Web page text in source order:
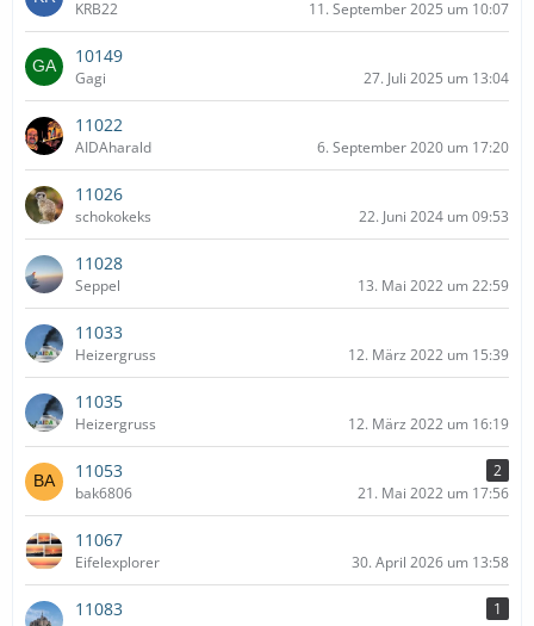
KRB22
11. September 2025 um 10:07
10149
Gagi 27. Juli 2025 um 13:04
11022
AIDAharald 6. September 2020 um 17:20
11026
schokokeks 22. Juni 2024 um 09:53
11028
Seppel 13. Mai 2022 um 22:59
11033
Heizergruss 12. März 2022 um 15:39
11035
Heizergruss 12. März 2022 um 16:19
11053
2
bak6806
21. Mai 2022 um 17:56
11067
Eifelexplorer 30. April 2026 um 13:58
11083
1